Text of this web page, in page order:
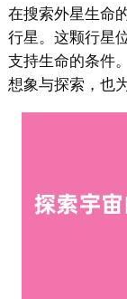
在搜索外星生命
行星。这颗行星
支持生命的条件
想象与探索，也